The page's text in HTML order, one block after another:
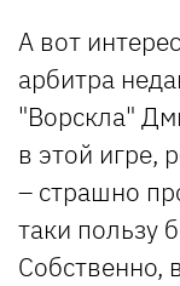
А вот
арбитра
"Ворскла"
в этой игре,
– страшно
таки пользу
Собственно,